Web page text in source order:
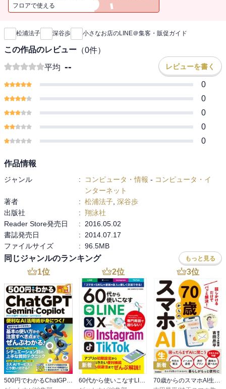
販促に乗り出してきています。本書は、実店舗をかまえる方に向け
舗への集客の際にどのように利用するのか知りたい」「リピート客
の創出にどう利用すればよいのか」「クチコミによる新規集客を図
りたい」「クーポンを配布する際にPUSH率を上げたい」など、お店
の集客や販促につながるLINE＠の活用方法をまとめた書籍です。手
間暇かけずにサッと効果的な集客・販促をしたいという実店舗の担
当者の方必携の1冊です。※本電子書籍は同名出版物を底本として作
成しました。記載内容は印刷出版当時のものです。※印刷出版再現
※印刷出版とは異なる表記・表現の場合があります。予めご了承く
ださい。
フロアで使える
新刊通知
松浦法子 深谷歩 小さなお店のLINE＠集客・販促ガイド
この作品のレビュー （0件）
平均 -- レビューを書く
0
0
0
0
0
作品情報
ジャンル : コンピュータ・情報 - コンピュータ・イ
ンターネット
著者
: 松浦法子 深谷歩
出版社
: 翔泳社
Reader Store発売日
:
2016.05.02
書誌発売日
:
2014.07.17
ファイルサイズ
: 96.5MB
同じジャンルのランキング もっと見る
1位
500円でわかるChatGPT・Gemini・Copilot
2位
新着
60代から使いこなすLINE・X・Instagram・TikTok
3位
新着
70歳からのスマホAI生活 話しかけるだけでパッと解決！